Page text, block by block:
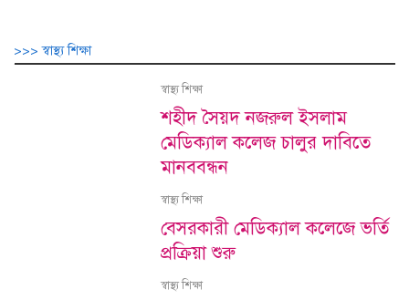
>>> স্বাস্থ্য শিক্ষা
স্বাস্থ্য শিক্ষা
শহীদ সৈয়দ নজরুল ইসলাম
মেডিক্যাল কলেজ চালুর দাবিতে
মানববন্ধন
স্বাস্থ্য শিক্ষা
বেসরকারী মেডিক্যাল কলেজে ভর্তি
প্রক্রিয়া শুরু
স্বাস্থ্য শিক্ষা